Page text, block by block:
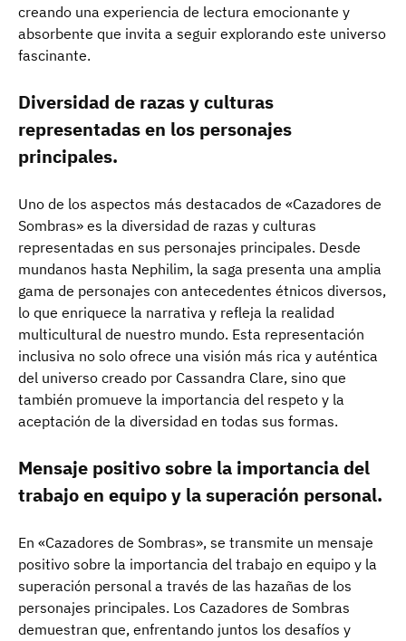
creando una experiencia de lectura emocionante y
absorbente que invita a seguir explorando este universo
fascinante.
Diversidad de razas y culturas
representadas en los personajes
principales.
Uno de los aspectos más destacados de «Cazadores de
Sombras» es la diversidad de razas y culturas
representadas en sus personajes principales. Desde
mundanos hasta Nephilim, la saga presenta una amplia
gama de personajes con antecedentes étnicos diversos,
lo que enriquece la narrativa y refleja la realidad
multicultural de nuestro mundo. Esta representación
inclusiva no solo ofrece una visión más rica y auténtica
del universo creado por Cassandra Clare, sino que
también promueve la importancia del respeto y la
aceptación de la diversidad en todas sus formas.
Mensaje positivo sobre la importancia del
trabajo en equipo y la superación personal.
En «Cazadores de Sombras», se transmite un mensaje
positivo sobre la importancia del trabajo en equipo y la
superación personal a través de las hazañas de los
personajes principales. Los Cazadores de Sombras
demuestran que, enfrentando juntos los desafíos y